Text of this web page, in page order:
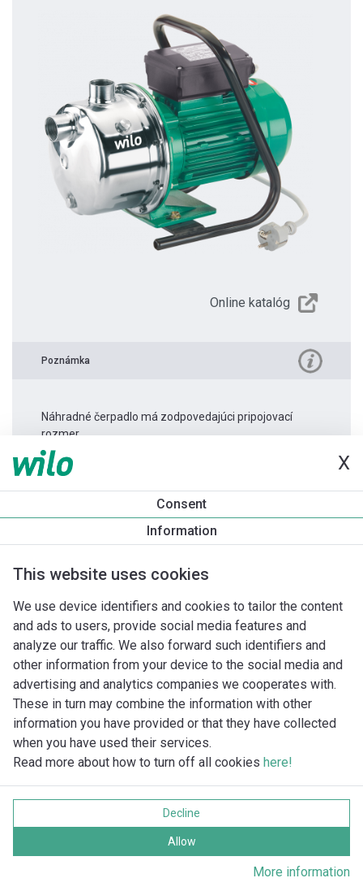
X
Consent
Information
This website uses cookies
We use device identifiers and cookies to tailor the content
and ads to users, provide social media features and
analyze our traffic. We also forward such identifiers and
other information from your device to the social media and
advertising and analytics companies we cooperates with.
These in turn may combine the information with other
information you have provided or that they have collected
when you have used their services.
Read more about how to turn off all cookies here!
Decline
Allow
More information
Online katalóg
Poznámka
Náhradné čerpadlo má zodpovedajúci pripojovací
rozmer.
Informácie o produkte
Imprint
Ochrana súkromia
Všetky práva vyhradené